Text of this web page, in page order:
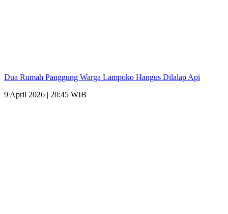
Dua Rumah Panggung Warga Lampoko Hangus Dilalap Api
9 April 2026 | 20:45 WIB